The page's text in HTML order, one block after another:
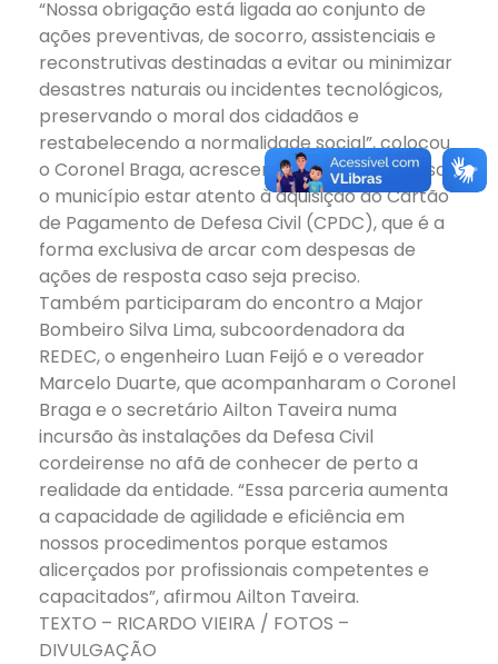
“Nossa obrigação está ligada ao conjunto de
ações preventivas, de socorro, assistenciais e
reconstrutivas destinadas a evitar ou minimizar
desastres naturais ou incidentes tecnológicos,
preservando o moral dos cidadãos e
restabelecendo a normalidade social”, colocou
o Coronel Braga, acrescentando que é preciso
o município estar atento à aquisição do Cartão
de Pagamento de Defesa Civil (CPDC), que é a
forma exclusiva de arcar com despesas de
ações de resposta caso seja preciso.
Também participaram do encontro a Major
Bombeiro Silva Lima, subcoordenadora da
REDEC, o engenheiro Luan Feijó e o vereador
Marcelo Duarte, que acompanharam o Coronel
Braga e o secretário Ailton Taveira numa
incursão às instalações da Defesa Civil
cordeirense no afã de conhecer de perto a
realidade da entidade. “Essa parceria aumenta
a capacidade de agilidade e eficiência em
nossos procedimentos porque estamos
alicerçados por profissionais competentes e
capacitados”, afirmou Ailton Taveira.
TEXTO – RICARDO VIEIRA / FOTOS –
DIVULGAÇÃO